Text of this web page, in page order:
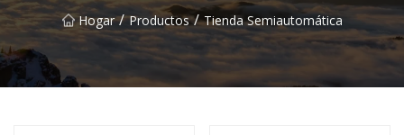
Hogar / Productos / Tienda Semiautomática